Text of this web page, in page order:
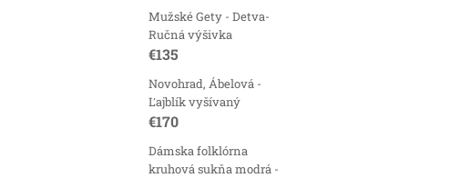
Mužské Gety - Detva-
Ručná výšivka
€135
Novohrad, Ábelová -
Ľajblík vyšívaný
€170
Dámska folklórna
kruhová sukňa modrá -